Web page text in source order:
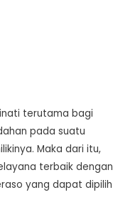
terutama bagi
pada suatu
Maka dari itu,
terbaik dengan
yang dapat dipilih